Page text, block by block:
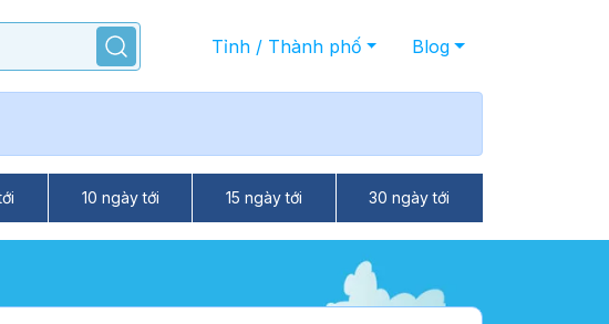
Tỉnh / Thành phố Blog
10 ngày tới 15 ngày tới 30 ngày tới